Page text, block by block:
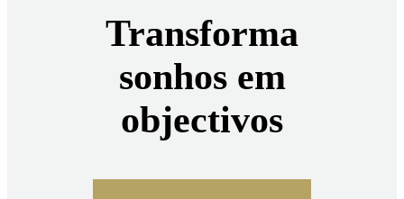
Transforma
sonhos em
objectivos